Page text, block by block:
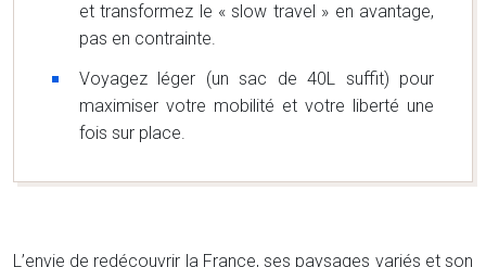
et transformez le « slow travel » en avantage,
pas en contrainte.
Voyagez léger (un sac de 40L suffit) pour
maximiser votre mobilité et votre liberté une
fois sur place.
L’envie de redécouvrir la France, ses paysages variés et son